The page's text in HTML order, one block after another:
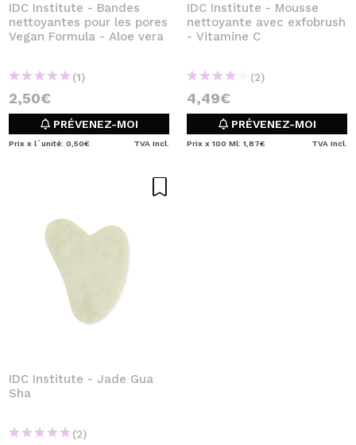
IDC Institute - Bandes
nettoyantes pour les pores
Vegan Formula - Aloe vera
(1)
2,50€
PRÉVENEZ-MOI
Prix x l´unité: 0,50€ TVA Incl.
IDC Institute - Mousse
nettoyante avec exfobrush
- Vitamine C
(2)
4,49€
PRÉVENEZ-MOI
Prix x 100 Ml: 1,87€ TVA Incl.
IDC Institute - Jade Gua
Sha
(2)